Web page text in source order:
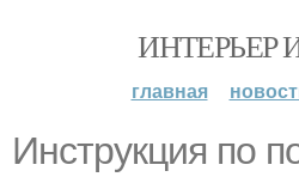
ИНТЕРЬЕР
главная
Инструкция по